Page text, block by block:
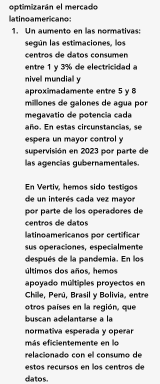
optimizarán el mercado
latinoamericano:
Un aumento en las normativas:
según las estimaciones, los
centros de datos consumen
entre 1 y 3% de electricidad a
nivel mundial y
aproximadamente entre 5 y 8
millones de galones de agua por
megavatio de potencia cada
año. En estas circunstancias, se
espera un mayor control y
supervisión en 2023 por parte de
las agencias gubernamentales.
En Vertiv, hemos sido testigos
de un interés cada vez mayor
por parte de los operadores de
centros de datos
latinoamericanos por certificar
sus operaciones, especialmente
después de la pandemia. En los
últimos dos años, hemos
apoyado múltiples proyectos en
Chile, Perú, Brasil y Bolivia, entre
otros países en la región, que
buscan adelantarse a la
normativa esperada y operar
más eficientemente en lo
relacionado con el consumo de
estos recursos en los centros de
datos.